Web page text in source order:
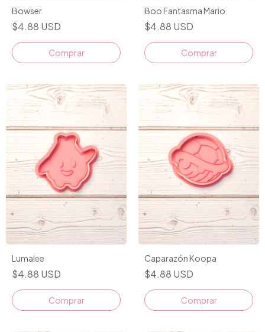
Bowser
$4.88 USD
Comprar
Boo Fantasma Mario
$4.88 USD
Comprar
Lumalee
$4.88 USD
Comprar
Caparazón Koopa
$4.88 USD
Comprar